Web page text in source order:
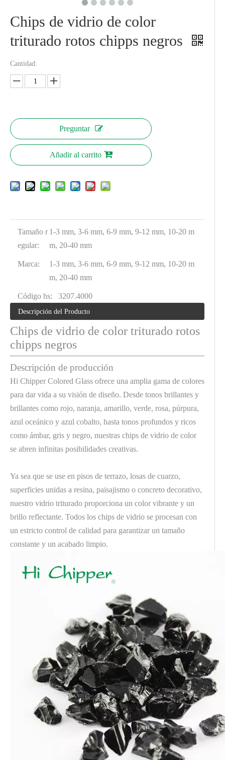
Chips de vidrio de color
triturado rotos chipps negros
Cantidad:
Preguntar
Añadir al carrito
Tamaño r
egular:
1-3 mm, 3-6 mm, 6-9 mm, 9-12 mm, 10-20 m
m, 20-40 mm
Marca:
1-3 mm, 3-6 mm, 6-9 mm, 9-12 mm, 10-20 m
m, 20-40 mm
Código hs: 3207.4000
Descripción del Producto
Chips de vidrio de color triturado rotos
chipps negros
Descripción de producción
Hi Chipper Colored Glass ofrece una amplia gama de colores
para dar vida a su visión de diseño. Desde tonos brillantes y
brillantes como rojo, naranja, amarillo, verde, rosa, púrpura,
azul oceánico y azul cobalto, hasta tonos profundos y ricos
como ámbar, gris y negro, nuestras chips de vidrio de color
se abren infinitas posibilidades creativas.
Ya sea que se use en pisos de terrazo, losas de cuarzo,
superficies unidas a resina, paisajismo o concreto decorativo,
nuestro vidrio triturado proporciona un color vibrante y un
brillo reflectante. Todos los chips de vidrio se procesan con
un estricto control de calidad para garantizar un tamaño
constante y un acabado limpio.